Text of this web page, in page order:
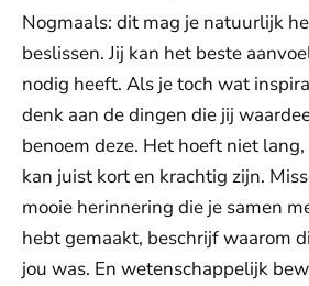
Nogmaals: dit mag je natuurlijk
beslissen. Jij kan het beste
nodig heeft. Als je toch wat
denk aan de dingen die jij
benoem deze. Het hoeft niet
kan juist kort en krachtig zijn.
mooie herinnering die je samen
hebt gemaakt, beschrijf waarom
jou was. En wetenschappelijk